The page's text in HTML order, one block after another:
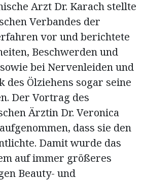
Arzt Dr. Karach stellte
Verbandes der
vor und berichtete
Beschwerden und
bei Nervenleiden und
Ölziehens sogar seine
Der Vortrag des
Ärztin Dr. Veronica
dass sie den
Damit wurde das
auf immer größeres
Beauty- und